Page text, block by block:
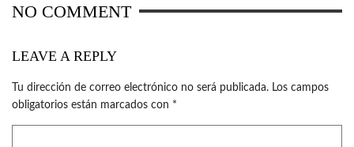
NO COMMENT
LEAVE A REPLY
Tu dirección de correo electrónico no será publicada. Los campos
obligatorios están marcados con *